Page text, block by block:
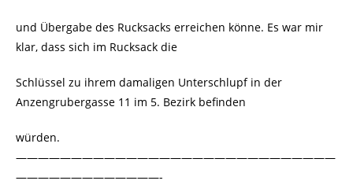
und Übergabe des Rucksacks erreichen könne. Es war mir
klar, dass sich im Rucksack die
Schlüssel zu ihrem damaligen Unterschlupf in der
Anzengrubergasse 11 im 5. Bezirk befinden
würden.
—————————————————————————————
—————————————-